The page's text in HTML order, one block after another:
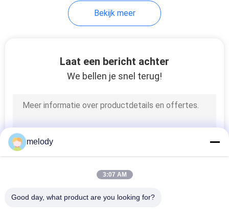
Beschikbaar
Beschikbaar
Hoofdglb
Bekijk meer
Laat een bericht achter
We bellen je snel terug!
melody
3:07 AM
Good day, what product are you looking for?